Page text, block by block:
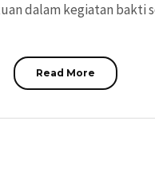
dalam kegiatan bakti
Read More